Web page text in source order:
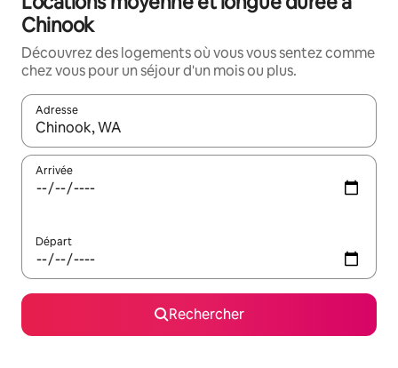
Chinook
Découvrez des logements où vous vous sentez comme
chez vous pour un séjour d'un mois ou plus.
Adresse
Lorsque les résultats s'affichent, utilisez les flèches vers le
Arrivée
Départ
Rechercher